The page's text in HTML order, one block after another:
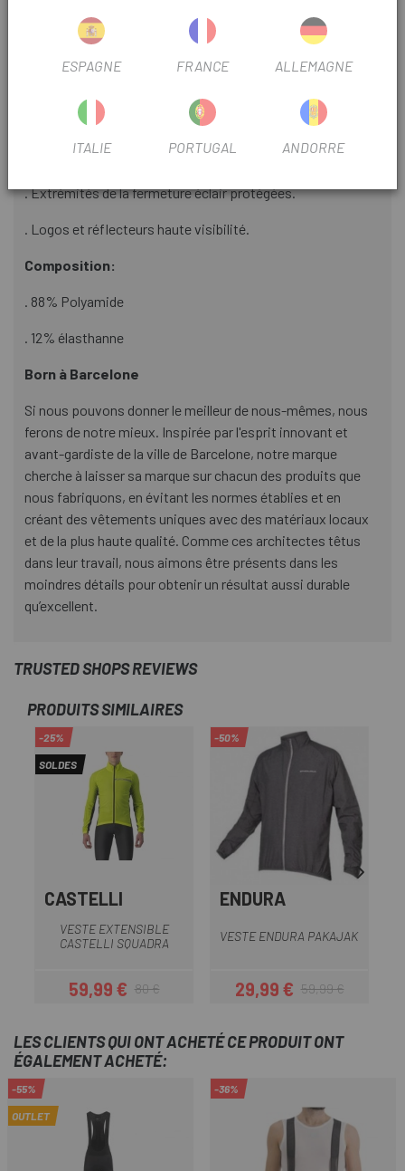
. Panneaux en mesh respirant et élastique.
. Pliant. Se range facilement dans la poche arrière.
. Fermeture éclair bidirectionnelle pour un accès facile.
. Extrémités de la fermeture éclair protégées.
. Logos et réflecteurs haute visibilité.
Composition:
. 88% Polyamide
. 12% élasthanne
Born à Barcelone
Si nous pouvons donner le meilleur de nous-mêmes, nous
ferons de notre mieux. Inspirée par l'esprit innovant et
avant-gardiste de la ville de Barcelone, notre marque
cherche à laisser sa marque sur chacun des produits que
nous fabriquons, en évitant les normes établies et en
créant des vêtements uniques avec des matériaux locaux
et de la plus haute qualité. Comme ces architectes têtus
dans leur travail, nous aimons être présents dans les
moindres détails pour obtenir un résultat aussi durable
qu’excellent.
TRUSTED SHOPS REVIEWS
PRODUITS SIMILAIRES
-25%
SOLDES
CASTELLI
VESTE EXTENSIBLE
CASTELLI SQUADRA
Prix
59,99 €Prix habituel
80 €
-50%
ENDURA
VESTE ENDURA PAKAJAK
Prix
29,99 €Prix habituel
59,99 €
LES CLIENTS QUI ONT ACHETÉ CE PRODUIT ONT
ÉGALEMENT ACHETÉ:
-55%
OUTLET
-36%
ESPAGNE FRANCE ALLEMAGNE
ITALIE PORTUGAL ANDORRE